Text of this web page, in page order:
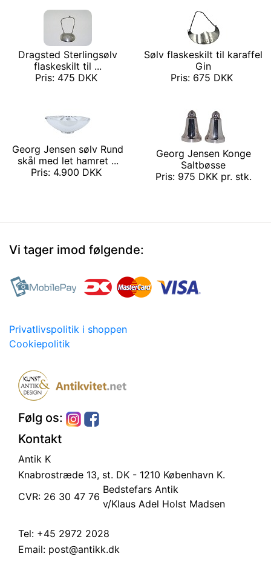
Dragsted Sterlingsølv
flaskeskilt til ...
Pris: 475 DKK
Sølv flaskeskilt til karaffel
Gin
Pris: 675 DKK
Georg Jensen sølv Rund
skål med let hamret ...
Pris: 4.900 DKK
Georg Jensen Konge
Saltbøsse
Pris: 975 DKK pr. stk.
Vi tager imod følgende:
Privatlivspolitik i shoppen
Cookiepolitik
Følg os:
Kontakt
Antik K
Knabrostræde 13, st. DK - 1210 København K.
CVR: 26 30 47 76
Bedstefars Antik
v/Klaus Adel Holst Madsen
Tel: +45 2972 2028
Email: post@antikk.dk